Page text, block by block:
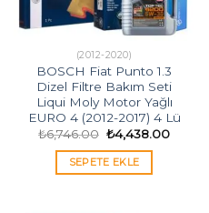
(2012-2020)
BOSCH Fiat Punto 1.3
Dizel Filtre Bakım Seti
Liqui Moly Motor Yağlı
EURO 4 (2012-2017) 4 Lü
₺6,746.00 Orijinal
fiyat:
₺6,746.00.
₺4,438.00Şu
SEPETE EKLE